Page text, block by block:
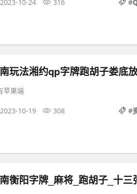
2023-10-24 316 #
玩法湘约qp字牌跑胡子娄底
苹果端
2023-10-19 308 #